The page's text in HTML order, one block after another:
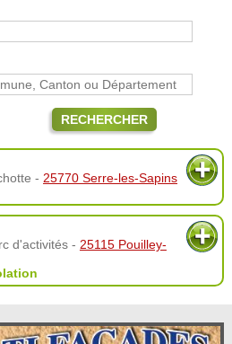
RECHERCHER
- 25770 Serre-les-Sapins
d'activités - 25115 Pouilley-